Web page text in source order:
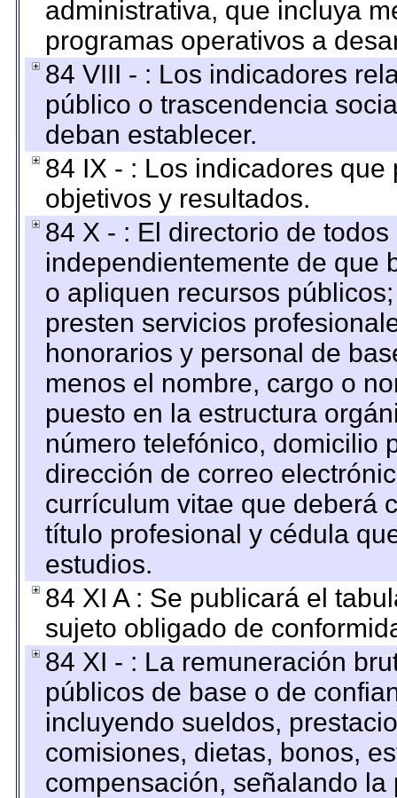
administrativa, que incluya
programas operativos a
84 VIII - : Los indicadores
público o trascendencia
deban establecer.
84 IX - : Los indicadores
objetivos y resultados.
84 X - : El directorio de
independientemente de que
o apliquen recursos
presten servicios
honorarios y personal de
menos el nombre, cargo o
puesto en la estructura
número telefónico, domicilio
dirección de correo
currículum vitae que deberá
título profesional y cédula
estudios.
84 XI A : Se publicará el
sujeto obligado de
84 XI - : La remuneración
públicos de base o de
incluyendo sueldos,
comisiones, dietas, bonos,
compensación, señalando